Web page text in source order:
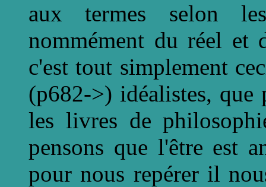
aux termes selon
nommément du réel et
c'est tout simplement
(p682->) idéalistes,
les livres de
pensons que l'être est
pour nous repérer il